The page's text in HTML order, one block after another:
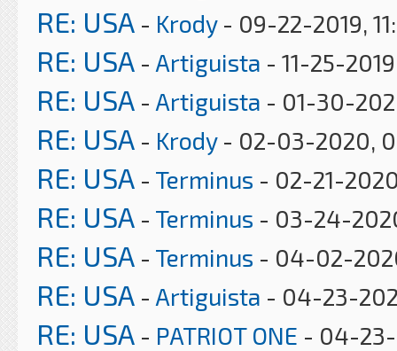
RE: USA - Krody- 09-22-2019,
RE: USA - Artiguista - 11-25-
RE: USA - Artiguista - 01-30-
RE: USA - Krody- 02-03-2020,
RE: USA - Terminus - 02-21-
RE: USA - Terminus - 03-24-
RE: USA - Terminus - 04-02-
RE: USA - Artiguista - 04-23-
RE: USA - PATRIOT ONE - 04-23-